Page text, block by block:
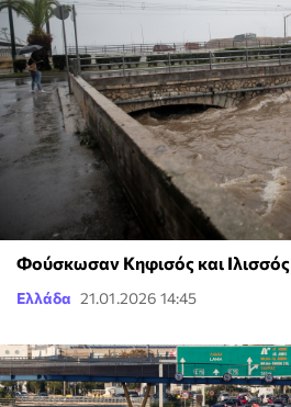
Φούσκωσαν Κηφισός και Ιλισσός
Ελλάδα 21.01.2026 14:45